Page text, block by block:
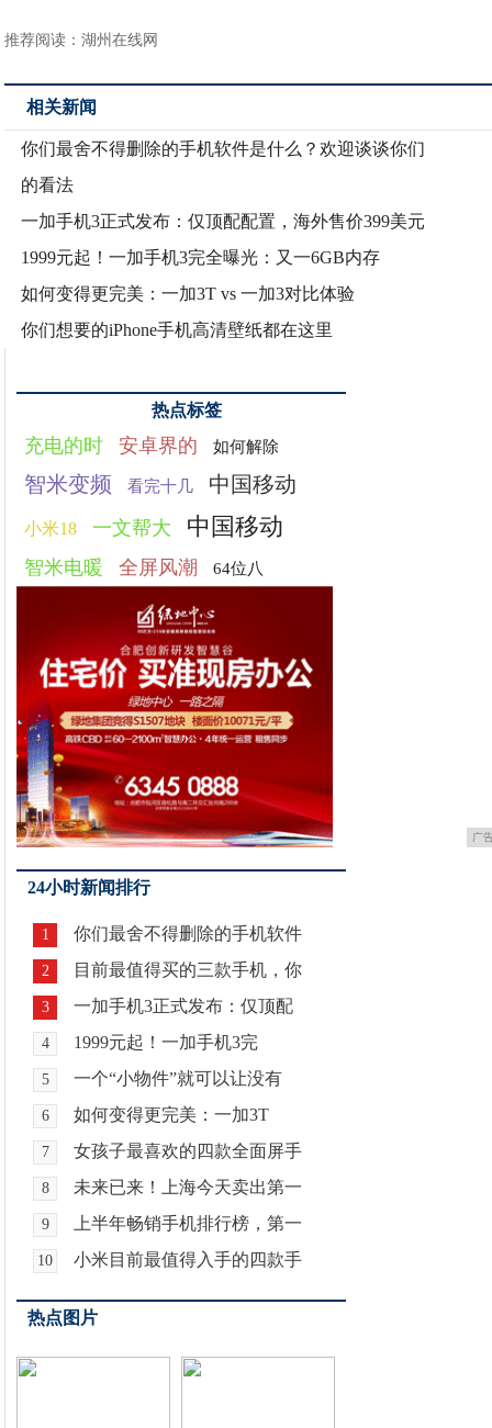
推荐阅读：湖州在线网
相关新闻
你们最舍不得删除的手机软件是什么？欢迎谈谈你们
的看法
一加手机3正式发布：仅顶配配置，海外售价399美元
1999元起！一加手机3完全曝光：又一6GB内存
如何变得更完美：一加3T vs 一加3对比体验
你们想要的iPhone手机高清壁纸都在这里
热点标签
充电的时 安卓界的 如何解除
智米变频 看完十几 中国移动
小米18 一文帮大 中国移动
智米电暖 全屏风潮 64位八
广
24小时新闻排行
1 你们最舍不得删除的手机软件
2 目前最值得买的三款手机，你
3 一加手机3正式发布：仅顶配
4 1999元起！一加手机3完
5 一个“小物件”就可以让没有
6 如何变得更完美：一加3T
7 女孩子最喜欢的四款全面屏手
8 未来已来！上海今天卖出第一
9 上半年畅销手机排行榜，第一
10 小米目前最值得入手的四款手
热点图片